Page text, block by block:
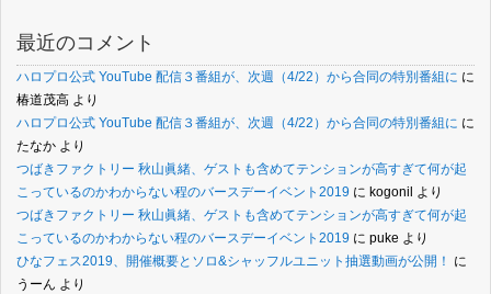
最近のコメント
ハロプロ公式 YouTube 配信３番組が、次週（4/22）から合同の特別番組に に
椿道茂高 より
ハロプロ公式 YouTube 配信３番組が、次週（4/22）から合同の特別番組に に
たなか より
つばきファクトリー 秋山眞緒、ゲストも含めてテンションが高すぎて何が起
こっているのかわからない程のバースデーイベント2019 に kogonil より
つばきファクトリー 秋山眞緒、ゲストも含めてテンションが高すぎて何が起
こっているのかわからない程のバースデーイベント2019 に puke より
ひなフェス2019、開催概要とソロ&シャッフルユニット抽選動画が公開！
に
うーん より